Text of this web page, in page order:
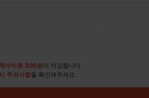
수수료 500원 이 차감됩니다.
주의사항을 확인해주세요.